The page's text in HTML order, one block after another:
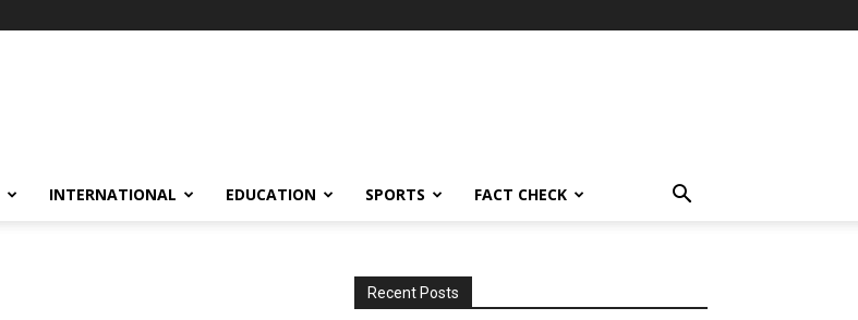
INTERNATIONAL EDUCATION SPORTS FACT CHECK
Recent Posts